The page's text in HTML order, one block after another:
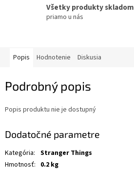
Všetky produkty skladom
priamo u nás
Popis Hodnotenie Diskusia
Podrobný popis
Popis produktu nie je dostupný
Dodatočné parametre
Kategória: Stranger Things
Hmotnosť: 0.2 kg